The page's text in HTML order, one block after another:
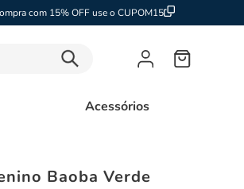
com 15% OFF use o CUPOM15
Acessórios
Baoba Verde